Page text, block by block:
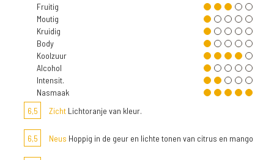
Fruitig
Moutig
Kruidig
Body
Koolzuur
Alcohol
Intensit.
Nasmaak
6,5
Zicht Lichtoranje van kleur.
6,5 Neus Hoppig in de geur en lichte tonen van citrus en mango